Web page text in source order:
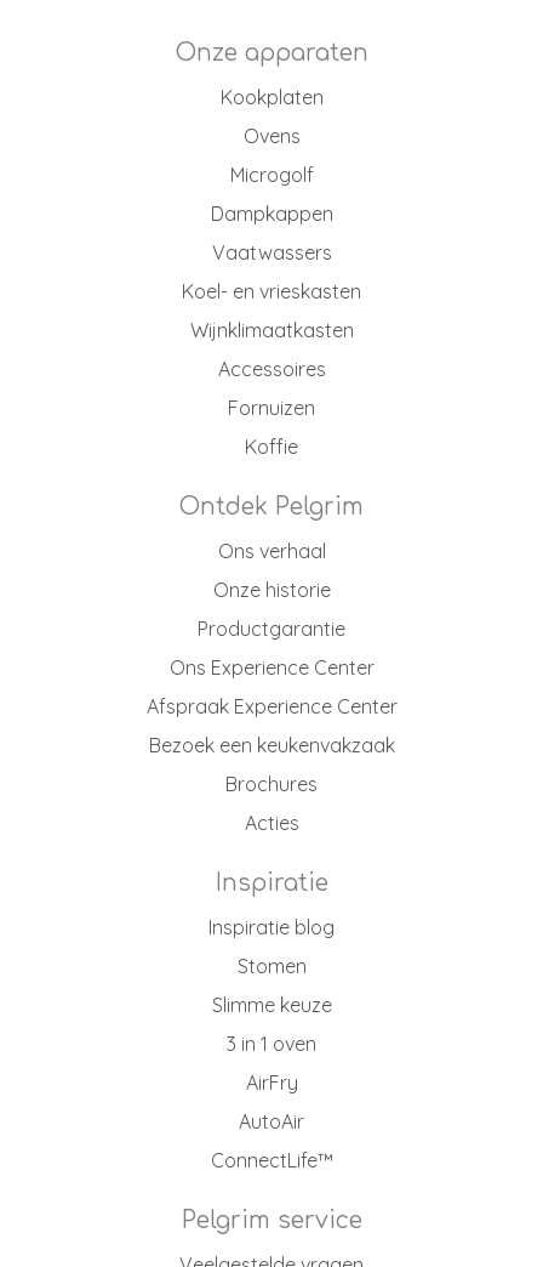
Onze apparaten
Kookplaten
Ovens
Microgolf
Dampkappen
Vaatwassers
Koel- en vrieskasten
Wijnklimaatkasten
Accessoires
Fornuizen
Koffie
Ontdek Pelgrim
Ons verhaal
Onze historie
Productgarantie
Ons Experience Center
Afspraak Experience Center
Bezoek een keukenvakzaak
Brochures
Acties
Inspiratie
Inspiratie blog
Stomen
Slimme keuze
3 in 1 oven
AirFry
AutoAir
ConnectLife™
Pelgrim service